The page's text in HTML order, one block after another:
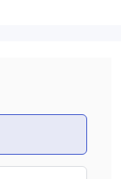
นที่ไม่เป็นมืออาชีพ
ที่ไม่เป็นมืออาชีพ
กี่ยวกับการลงทุนใน
ะนำการลงทุนที่เป็น